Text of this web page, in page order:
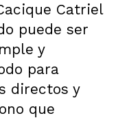
Catriel
puede ser
y
para
directos y
que